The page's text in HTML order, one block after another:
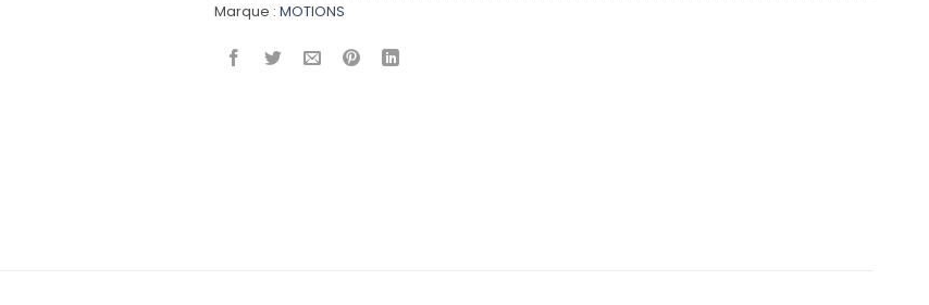
Marque : MOTIONS